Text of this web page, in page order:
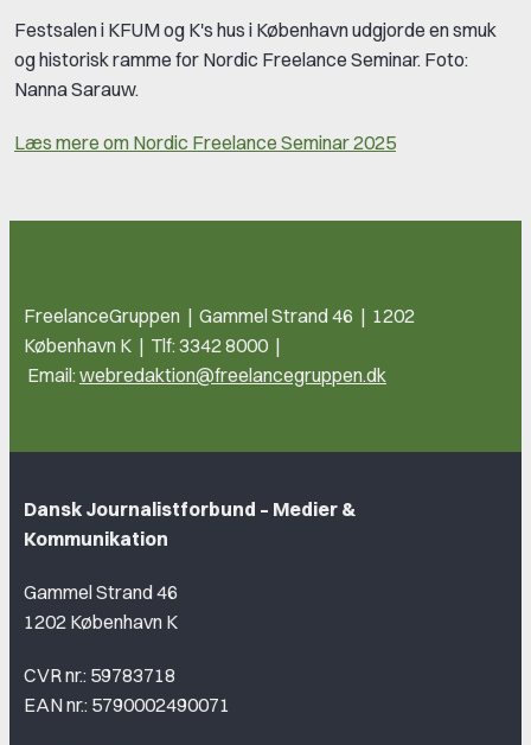
Festsalen i KFUM og K's hus i København udgjorde en smuk
og historisk ramme for Nordic Freelance Seminar. Foto:
Nanna Sarauw.
Læs mere om Nordic Freelance Seminar 2025
FreelanceGruppen | Gammel Strand 46 | 1202
København K | Tlf: 3342 8000 |
Email: webredaktion@freelancegruppen.dk
Dansk Journalistforbund – Medier &
Kommunikation
Gammel Strand 46
1202 København K
CVR nr.: 59783718
EAN nr.: 5790002490071